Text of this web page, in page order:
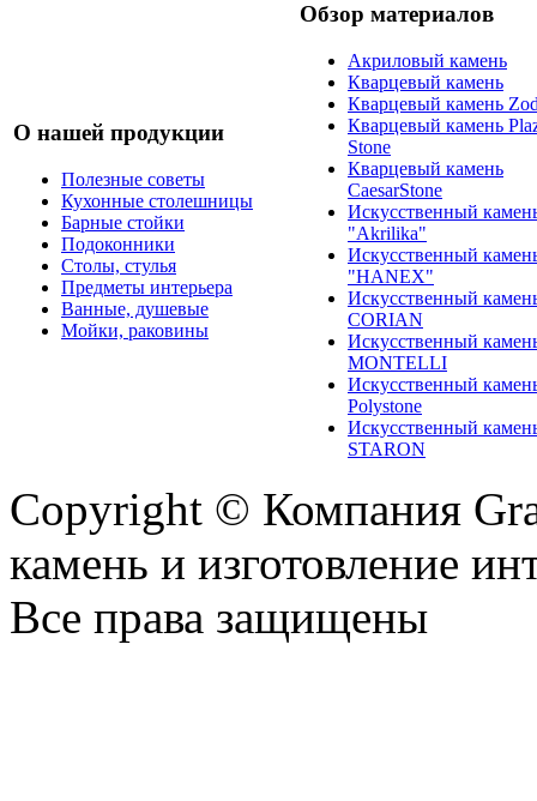
О нашей продукции
Полезные советы
Кухонные столешницы
Барные стойки
Подоконники
Столы, стулья
Предметы интерьера
Ванные, душевые
Мойки, раковины
Обзор материалов
Акриловый камень
Кварцевый камень
Кварцевый камень
Кварцевый камень
Stone
Кварцевый камень
CaesarStone
Искусственный
"Akrilika"
Искусственный
"HANEX"
Искусственный
CORIAN
Искусственный
MONTELLI
Искусственный
Polystone
Искусственный
STARON
Copyright © Компания
камень и изготовление
Все права защищены